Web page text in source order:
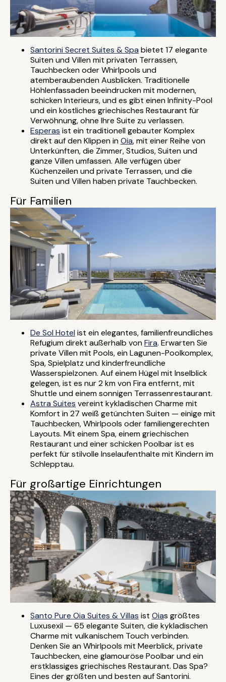
Santorini Secret Suites & Spa bietet 17 elegante
Suiten und Villen mit privaten Terrassen,
Tauchbecken oder Whirlpools und
atemberaubenden Ausblicken. Traditionelle
Höhlenfassaden beeindrucken mit modernen,
schicken Interieurs, und es gibt einen Infinity-Pool
und ein köstliches griechisches Restaurant für
Verwöhnung, ohne Ihre Suite zu verlassen.
Esperas ist ein traditionell gebauter Komplex
direkt auf den Klippen inOia, mit einer Reihe von
Unterkünften, die Zimmer, Studios, Suiten und
ganze Villen umfassen. Alle verfügen über
Küchenzeilen und private Terrassen, und die
Suiten und Villen haben private Tauchbecken.
Für Familien
De Sol Hotel ist ein elegantes, familienfreundliches
Refugium direkt außerhalb vonFira. Erwarten Sie
private Villen mit Pools, ein Lagunen-Poolkomplex,
Spa, Spielplatz und kinderfreundliche
Wasserspielzonen. Auf einem Hügel mit Inselblick
gelegen, ist es nur 2 km von Fira entfernt, mit
Shuttle und einem sonnigen Terrassenrestaurant.
Astra Suites vereint kykladischen Charme mit
Komfort in 27 weiß getünchten Suiten — einige mit
Tauchbecken, Whirlpools oder familiengerechten
Layouts. Mit einem Spa, einem griechischen
Restaurant und einer schicken Poolbar ist es
perfekt für stilvolle Inselaufenthalte mit Kindern im
Schlepptau.
Für großartige Einrichtungen
Santo Pure Oia Suites & Villas ist Oias größtes
Luxusexil — 65 elegante Suiten, die kykladischen
Charme mit vulkanischem Touch verbinden.
Denken Sie an Whirlpools mit Meerblick, private
Tauchbecken, eine glamouröse Poolbar und ein
erstklassiges griechisches Restaurant. Das Spa?
Eines der größten und besten auf Santorini.